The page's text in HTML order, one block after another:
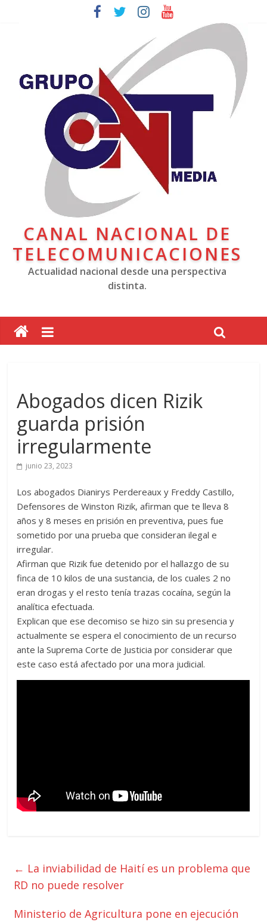
CANAL NACIONAL DE
TELECOMUNICACIONES
Actualidad nacional desde una perspectiva
distinta.
Abogados dicen Rizik
guarda prisión
irregularmente
junio 23, 2023
Los abogados Dianirys Perdereaux y Freddy Castillo,
Defensores de Winston Rizik, afirman que te lleva 8
años y 8 meses en prisión en preventiva, pues fue
sometido por una prueba que consideran ilegal e
irregular.
Afirman que Rizik fue detenido por el hallazgo de su
finca de 10 kilos de una sustancia, de los cuales 2 no
eran drogas y el resto tenía trazas cocaína, según la
analítica efectuada.
Explican que ese decomiso se hizo sin su presencia y
actualmente se espera el conocimiento de un recurso
ante la Suprema Corte de Justicia por considerar que
este caso está afectado por una mora judicial.
← La inviabilidad de Haití es un problema que
RD no puede resolver
Ministerio de Agricultura pone en ejecución